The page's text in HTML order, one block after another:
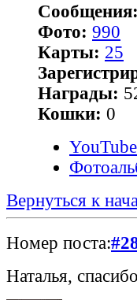
Сообщения:
Фото: 990
Карты: 25
Награды:
Кошки: 0
YouTube
Вернуться к
Номер поста:
Наталья,